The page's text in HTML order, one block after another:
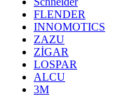
FLENDER
INNOMOTICS
ZAZU
ZİGAR
LOSPAR
ALCU
3M